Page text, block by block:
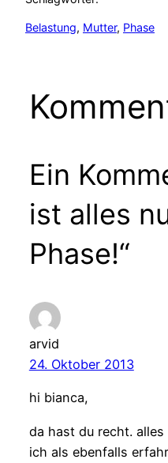
Belastung, Mutter, Phase
Ein
ist alles
Phase!“
arvid
24. Oktober 2013
hi bianca,
da hast du recht.
ich als ebenfalls